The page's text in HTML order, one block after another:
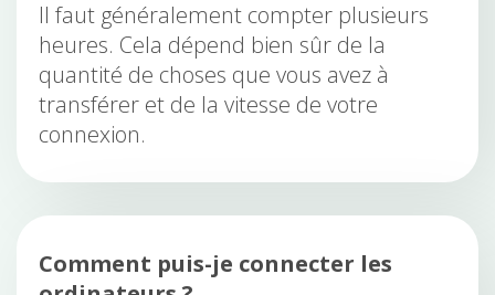
Il faut généralement compter plusieurs
heures. Cela dépend bien sûr de la
quantité de choses que vous avez à
transférer et de la vitesse de votre
connexion.
Comment puis-je connecter les